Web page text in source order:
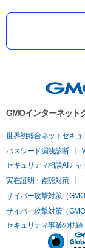
GMOインターネット
世界初総合ネットセキュ
パスワード漏洩診断
セキュリティ相談AIチャ
実在証明・盗聴対策
サイバー攻撃対策（
サイバー攻撃対策（GMO
セキュリティ事業の軌跡